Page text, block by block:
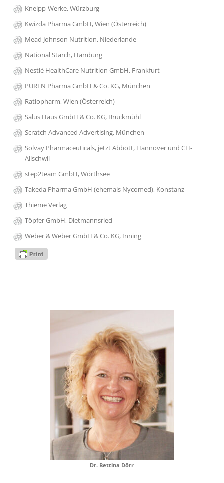
Kneipp-Werke, Würzburg
Kwizda Pharma GmbH, Wien (Österreich)
Mead Johnson Nutrition, Niederlande
National Starch, Hamburg
Nestlé HealthCare Nutrition GmbH, Frankfurt
PUREN Pharma GmbH & Co. KG, München
Ratiopharm, Wien (Österreich)
Salus Haus GmbH & Co. KG, Bruckmühl
Scratch Advanced Advertising, München
Solvay Pharmaceuticals, jetzt Abbott, Hannover und CH-
Allschwil
step2team GmbH, Wörthsee
Takeda Pharma GmbH (ehemals Nycomed), Konstanz
Thieme Verlag
Töpfer GmbH, Dietmannsried
Weber & Weber GmbH & Co. KG, Inning
Dr. Bettina Dörr